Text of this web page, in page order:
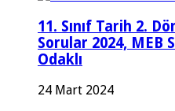
11. Sınıf Tarih 2.
Sorular 2024, MEB
Odaklı
24 Mart 2024